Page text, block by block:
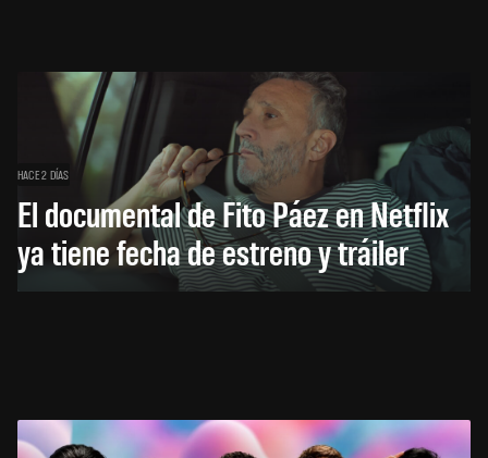
HACE 2 DÍAS
El documental de Fito Páez en Netflix
ya tiene fecha de estreno y tráiler